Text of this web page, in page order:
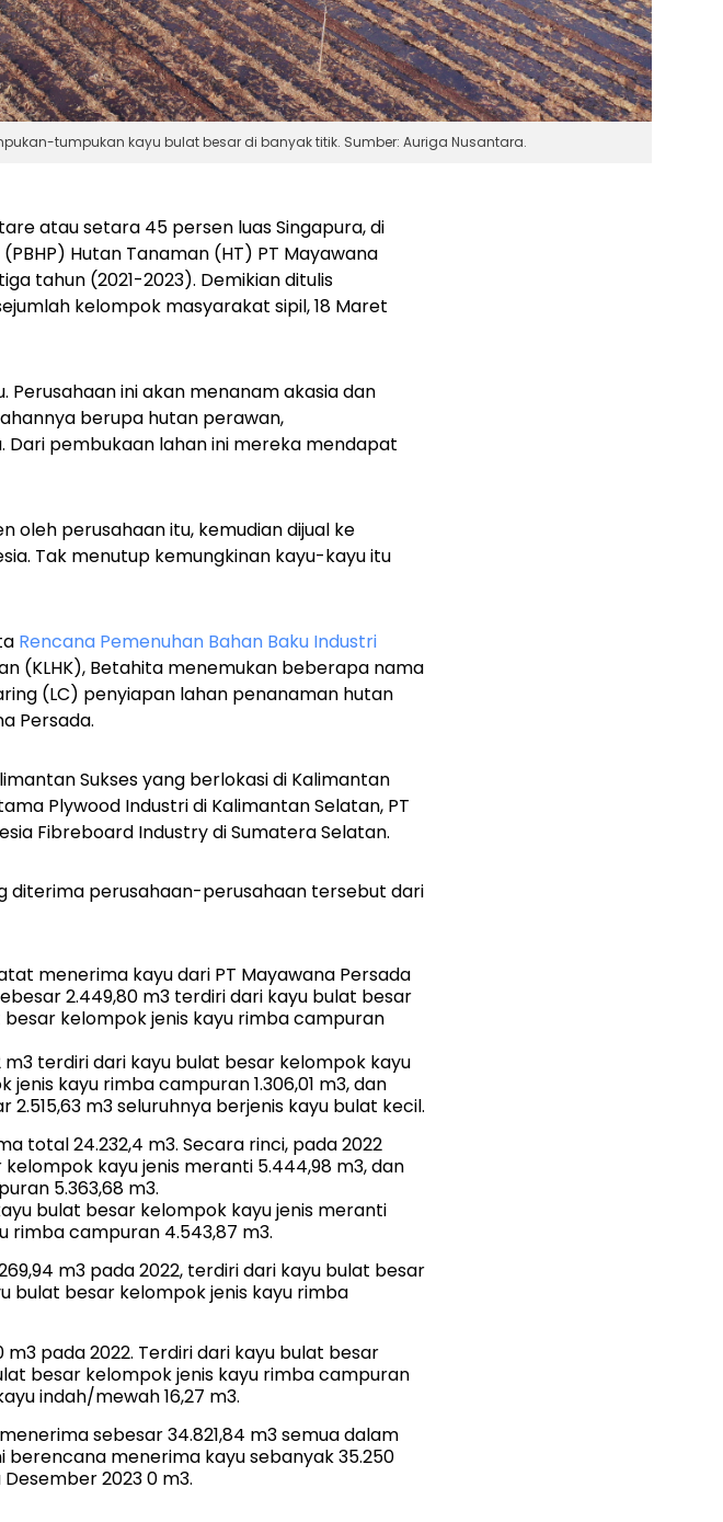
tumpukan kayu bulat besar di banyak titik. Sumber: Auriga Nusantara.
atau setara 45 persen luas Singapura, di
Hutan Tanaman (HT) PT Mayawana
tahun (2021-2023). Demikian ditulis
kelompok masyarakat sipil, 18 Maret
Perusahaan ini akan menanam akasia dan
berupa hutan perawan,
Dari pembukaan lahan ini mereka mendapat
oleh perusahaan itu, kemudian dijual ke
Tak menutup kemungkinan kayu-kayu itu
Rencana Pemenuhan Bahan Baku Industri
(KLHK), Betahita menemukan beberapa nama
(LC) penyiapan lahan penanaman hutan
Persada.
Sukses yang berlokasi di Kalimantan
Plywood Industri di Kalimantan Selatan, PT
Fibreboard Industry di Sumatera Selatan.
diterima perusahaan-perusahaan tersebut dari
menerima kayu dari PT Mayawana Persada
2.449,80 m3 terdiri dari kayu bulat besar
kelompok jenis kayu rimba campuran
m3 terdiri dari kayu bulat besar kelompok kayu
kayu rimba campuran 1.306,01 m3, dan
2.515,63 m3 seluruhnya berjenis kayu bulat kecil.
total 24.232,4 m3. Secara rinci, pada 2022
kayu jenis meranti 5.444,98 m3, dan
5.363,68 m3.
bulat besar kelompok kayu jenis meranti
rimba campuran 4.543,87 m3.
m3 pada 2022, terdiri dari kayu bulat besar
bulat besar kelompok jenis kayu rimba
m3 pada 2022. Terdiri dari kayu bulat besar
besar kelompok jenis kayu rimba campuran
indah/mewah 16,27 m3.
sebesar 34.821,84 m3 semua dalam
berencana menerima kayu sebanyak 35.250
2023 0 m3.